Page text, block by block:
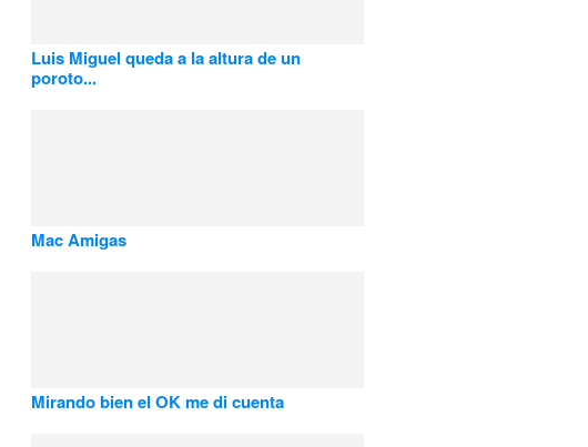
Luis Miguel queda a la altura de un
poroto...
Mac Amigas
Mirando bien el OK me di cuenta